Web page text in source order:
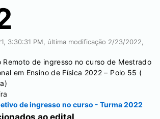
3:30:31 PM , última modificação 2/23/2022,
Remoto de ingresso no curso de Mestrado
em Ensino de Física 2022 – Polo 55 (
de ingresso no curso - Turma 2022
ao edital